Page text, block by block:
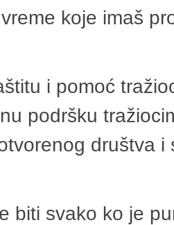
koje imaš
i pomoć
podršku
društva
biti svako ko je